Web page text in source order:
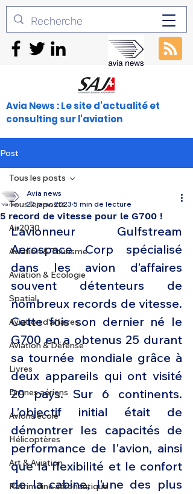
Avia News : Le site d'actualité et
consulting sur l'aviation
Post
Tous les posts
Air2030
Aviation & Tourisme
Aviation & Ecologie
Spatial
Aviation d'affaires
Aviation & Défense
Livres
Drones aériens
Avions école
Hélicoptères
Art & Aviation
Patrimoine aéronautique
Tous les posts
5 record de vitesse pour le G700 !
Avia news
27 janv. 2023 5 min de lecture
L’avionneur Gulfstream
Aerospace Corp spécialisé
dans les avion d’affaires
souvent détenteurs de
nombreux records de vitesse.
Cette fois son dernier né le
G700 en a obtenus 25 durant
sa tournée mondiale grâce à
deux appareils qui ont visité
20 pays. Sur 6 continents.
L’objectif initial était de
démontrer les capacités de
performance de l'avion, ainsi
que la flexibilité et le confort
de la cabine, l’une des plus